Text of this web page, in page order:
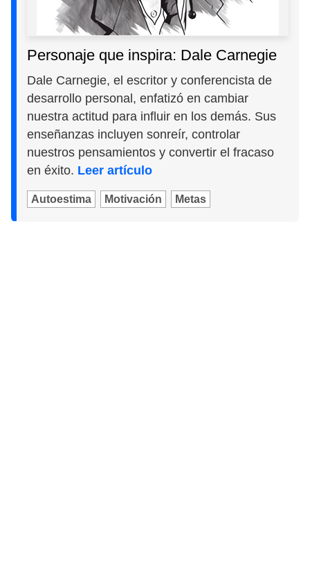
Personaje que inspira: Dale Carnegie
Dale Carnegie, el escritor y conferencista de
desarrollo personal, enfatizó en cambiar
nuestra actitud para influir en los demás. Sus
enseñanzas incluyen sonreír, controlar
nuestros pensamientos y convertir el fracaso
en éxito. Leer artículo
Autoestima Motivación Metas